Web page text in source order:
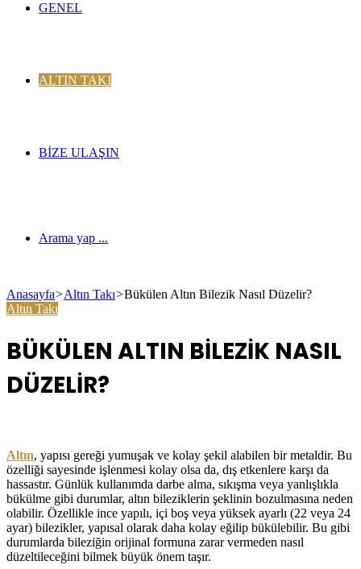
GENEL
ALTIN TAKI
BIZE ULAŞIN
Arama yap ...
Anasayfa>Altın Takı>Bükülen Altın Bilezik Nasıl Düzelir?
Altın Takı
BÜKÜLEN ALTIN BILEZIK NASIL
DÜZELIR?
Altın, yapısı gereği yumuşak ve kolay şekil alabilen bir metaldir. Bu
özelliği sayesinde işlenmesi kolay olsa da, dış etkenlere karşı da
hassastır. Günlük kullanımda darbe alma, sıkışma veya yanlışlıkla
bükülme gibi durumlar, altın bileziklerin şeklinin bozulmasına neden
olabilir. Özellikle ince yapılı, içi boş veya yüksek ayarlı (22 veya 24
ayar) bilezikler, yapısal olarak daha kolay eğilip bükülebilir. Bu gibi
durumlarda bileziğin orijinal formuna zarar vermeden nasıl
düzeltileceğini bilmek büyük önem taşır.